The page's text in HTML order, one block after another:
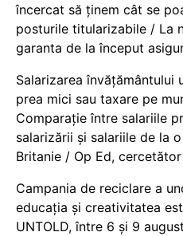
încercat să ținem cât se
posturile titularizabile / La
garanta de la început
Salarizarea învățământului
prea mici sau taxare pe
Comparație între salariile
salarizării și salariile de la
Britanie / Op Ed,
Campania de reciclare a
educația și creativitatea
UNTOLD, între 6 și 9 august